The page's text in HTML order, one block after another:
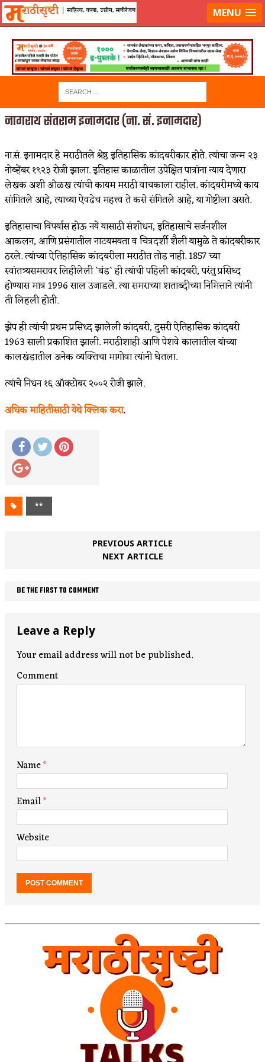
लॉग-इन करा|लेखक नोंदणी करा MENU
नागराथ संतराम इनामदार (ना. सं. इनामदार)
ना.सं. इनामदार हे मराठीतले श्रेष्ठ इतिहासिक कांदबरीकार होते. त्यांचा जन्म २३
नोव्हेंबर १९२३ रोजी झाला. इतिहास काळातील उपेक्षित पात्रांना न्याय देणारा
लेखक अशी ओळख त्यांची कायम मराठी वाचकाला राहील. कांदबरीमध्ये काय
सांगितले आहे, त्याच्या ऐवढेच महत्त्व ते कसे संगितले आहे, या गोष्टीला असते.
इतिहासाचा विपर्यास होऊ नये यासाठी संशोधन, इतिहासाचे सर्जनशील
आकलन, आणि प्रसंगातील नाटयमयता व चित्रदर्शी शैली यामुळे ते कांदबरीकार
ठरले. त्यांच्या ऐतिहासिक कांदबरीला मराठीत तोड नाही. 1857 च्या
स्वांतत्र्यसमरावर लिहीलेली `बंड` ही त्यांची पहिली कांदबरी, परंतु प्रसिध्द
होण्यास मात्र 1996 साल उजाडले. त्या समराच्या शताब्दीच्या निमित्ताने त्यांनी
ती लिहली होती.
झेप ही त्यांची प्रथम प्रसिध्द झालेली कांदबरी, दुसरी ऐतिहासिक कांदबरी
1963 साली प्रकाशित झाली. मराठीशाही आणि पेशवे कालातील यांच्या
कालखंडातील अनेक व्यक्तिचा मागोवा त्यांनी घेतला.
त्यांचे निधन १६ ऑक्टोबर २००२ रोजी झाले.
अधिक माहितीसाठी येथे क्लिक करा.
**
PREVIOUS ARTICLE
NEXT ARTICLE
BE THE FIRST TO COMMENT
Leave a Reply
Your email address will not be published.
Comment
Name*
Email*
Website